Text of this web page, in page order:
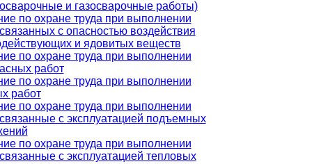
и газосварочные работы)
по охране труда при выполнении
с опасностью воздействия
и ядовитых веществ
по охране труда при выполнении
работ
по охране труда при выполнении
работ
по охране труда при выполнении
с эксплуатацией подъемных
по охране труда при выполнении
с эксплуатацией тепловых